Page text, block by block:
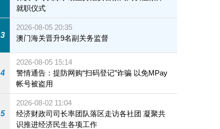
就职仪式
3
2026-08-05 20:35
澳门海关晋升9名副关务监督
4
2026-08-05 15:14
警情通告：提防网购“扫码登记”诈骗 以免MPay
帐号被盗用
5
2026-08-02 11:04
经济财政司司长率团队落区走访各社团 凝聚共
识推进经济民生各项工作